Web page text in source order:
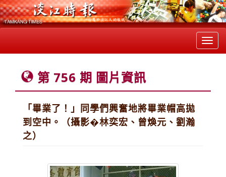
第 756 期 圖片資訊
「畢業了！」同學們興奮地將畢業帽高拋
到空中。（攝影�林奕宏、曾煥元、劉瀚
之）